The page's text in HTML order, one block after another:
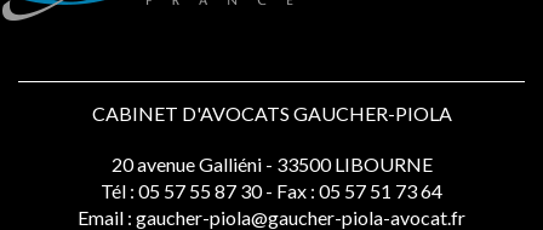
CABINET D'AVOCATS GAUCHER-PIOLA
20 avenue Galliéni - 33500 LIBOURNE
Tél : 05 57 55 87 30 - Fax : 05 57 51 73 64
Email : gaucher-piola@gaucher-piola-avocat.fr